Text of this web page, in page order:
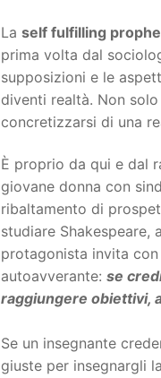
La self fulfilling
prima volta dal
supposizioni e le
diventi realtà. Non
concretizzarsi di una
È proprio da qui e dal
giovane donna con
ribaltamento di
studiare
protagonista invita
autoavverante: se
raggiungere obiettivi,
Se un insegnante
giuste per insegnargli